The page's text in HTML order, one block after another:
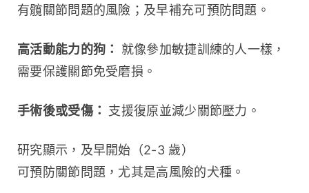
有髖關節問題的風險；及早補充可預防問題。
高活動能力的狗： 就像參加敏捷訓練的人一樣，
需要保護關節免受磨損。
手術後或受傷： 支援復原並減少關節壓力。
研究顯示，及早開始（2-3 歲）
可預防關節問題，尤其是高風險的犬種。